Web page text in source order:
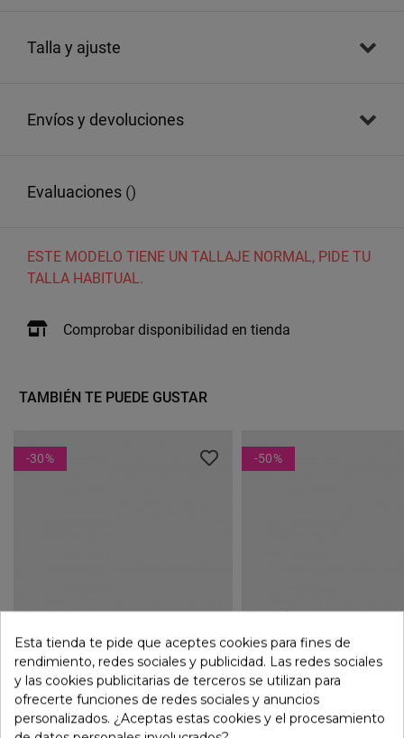
talla y ajuste
envíos y devoluciones
evaluaciones ()
ESTE MODELO TIENE UN TALLAJE NORMAL, PIDE TU
TALLA HABITUAL.
Comprobar disponibilidad en tienda
TAMBIÉN TE PUEDE GUSTAR
-30% -50%
Esta tienda te pide que aceptes cookies para fines de
rendimiento, redes sociales y publicidad. Las redes sociales
y las cookies publicitarias de terceros se utilizan para
ofrecerte funciones de redes sociales y anuncios
personalizados. ¿Aceptas estas cookies y el procesamiento